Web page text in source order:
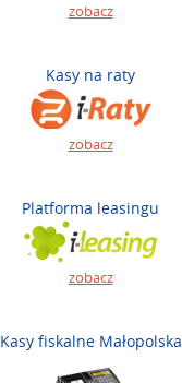
zobacz
Kasy na raty
zobacz
Platforma leasingu
zobacz
Kasy fiskalne Małopolska